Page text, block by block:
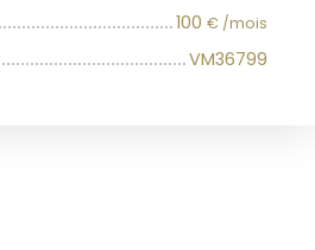
100 € /mois
VM36799